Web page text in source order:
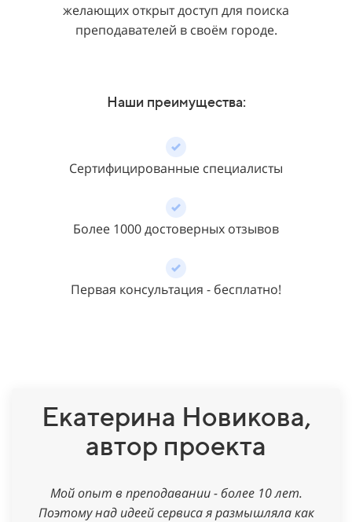
желающих открыт доступ для поиска
преподавателей в своём городе.
Наши преимущества:
Сертифицированные специалисты
Более 1000 достоверных отзывов
Первая консультация - бесплатно!
Екатерина Новикова,
автор проекта
Мой опыт в преподавании - более 10 лет.
Поэтому над идеей сервиса я размышляла как